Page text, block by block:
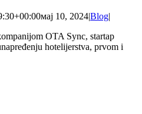
мај 10, 2024|Blog|
OTA Sync, startap
hotelijerstva, prvom i